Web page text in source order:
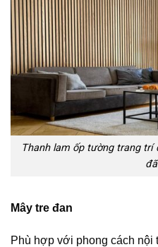
Thanh lam ốp tường trang trí
Mây tre đan
Phù hợp với phong cách nội